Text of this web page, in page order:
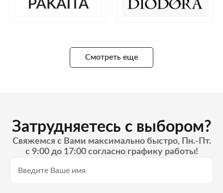
Смотреть еще
Затрудняетесь с выбором?
Свяжемся с Вами максимально быстро, Пн.-Пт.
с 9:00 до 17:00 согласно графику работы!